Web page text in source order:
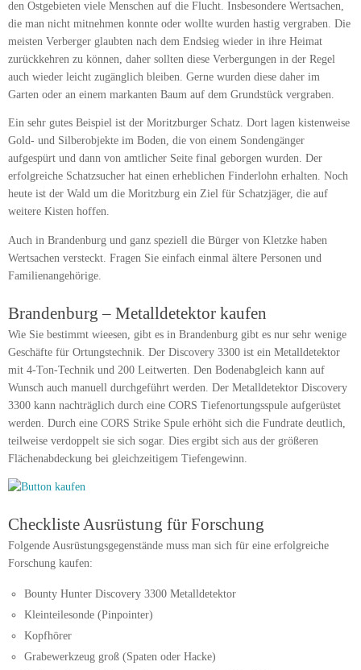
den Ostgebieten viele Menschen auf die Flucht. Insbesondere Wertsachen,
die man nicht mitnehmen konnte oder wollte wurden hastig vergraben. Die
meisten Verberger glaubten nach dem Endsieg wieder in ihre Heimat
zurückkehren zu können, daher sollten diese Verbergungen in der Regel
auch wieder leicht zugänglich bleiben. Gerne wurden diese daher im
Garten oder an einem markanten Baum auf dem Grundstück vergraben.
Ein sehr gutes Beispiel ist der Moritzburger Schatz. Dort lagen kistenweise
Gold- und Silberobjekte im Boden, die von einem Sondengänger
aufgespürt und dann von amtlicher Seite final geborgen wurden. Der
erfolgreiche Schatzsucher hat einen erheblichen Finderlohn erhalten. Noch
heute ist der Wald um die Moritzburg ein Ziel für Schatzjäger, die auf
weitere Kisten hoffen.
Auch in Brandenburg und ganz speziell die Bürger von Kletzke haben
Wertsachen versteckt. Fragen Sie einfach einmal ältere Personen und
Familienangehörige.
Brandenburg – Metalldetektor kaufen
Wie Sie bestimmt wieesen, gibt es in Brandenburg gibt es nur sehr wenige
Geschäfte für Ortungstechnik. Der Discovery 3300 ist ein Metalldetektor
mit 4-Ton-Technik und 200 Leitwerten. Den Bodenabgleich kann auf
Wunsch auch manuell durchgeführt werden. Der Metalldetektor Discovery
3300 kann nachträglich durch eine CORS Tiefenortungsspule aufgerüstet
werden. Durch eine CORS Strike Spule erhöht sich die Fundrate deutlich,
teilweise verdoppelt sie sich sogar. Dies ergibt sich aus der größeren
Flächenabdeckung bei gleichzeitigem Tiefengewinn.
Checkliste Ausrüstung für Forschung
Folgende Ausrüstungsgegenstände muss man sich für eine erfolgreiche
Forschung kaufen:
Bounty Hunter Discovery 3300 Metalldetektor
Kleinteilesonde (Pinpointer)
Kopfhörer
Grabewerkzeug groß (Spaten oder Hacke)